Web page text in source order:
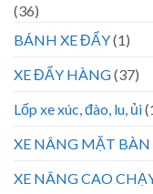
(36)
BÁNH XE ĐẨY(1)
XE ĐẨY HÀNG(37)
Lốp xe xúc, đào, lu, ủi
XE NÂNG MẶT
XE NÂNG CAO